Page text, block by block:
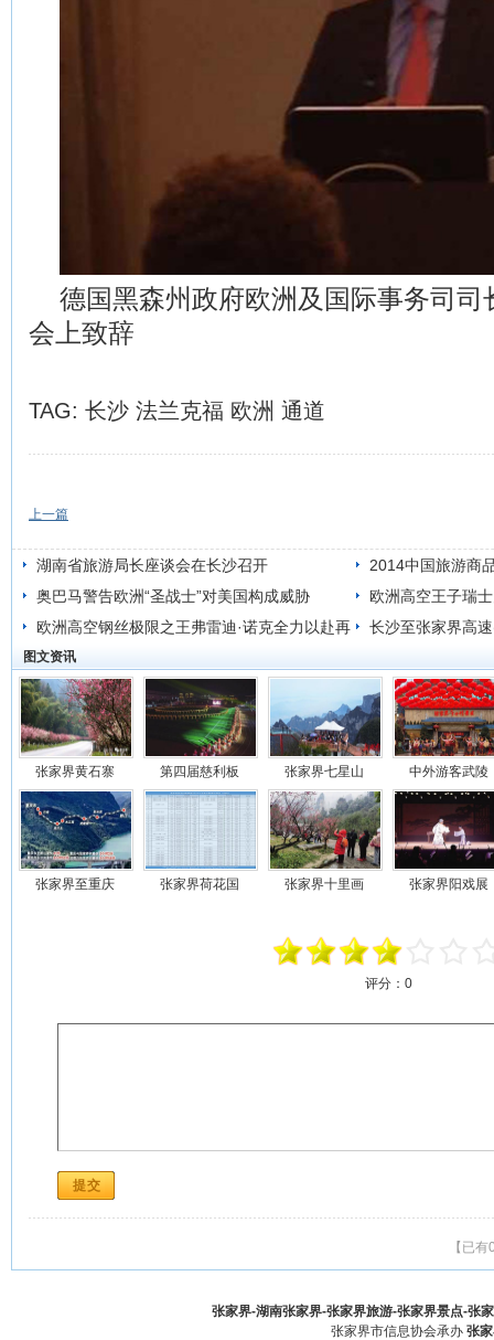
德国黑森州政府欧洲及国际事务司司
会上致辞
TAG: 长沙 法兰克福 欧洲 通道
上一篇
湖南省旅游局长座谈会在长沙召开
2014中国旅游商
长沙举行
奥巴马警告欧洲“圣战士”对美国构成威胁
欧洲高空王子瑞
失败
欧洲高空钢丝极限之王弗雷迪·诺克全力以赴再
战天门山
长沙至张家界高
图文资讯
张家界黄石寨 第四届慈利板 张家界七星山 中外游客武陵
张家界至重庆 张家界荷花国 张家界十里画 张家界阳戏展
评分： 0
【已
张家界-湖南张家界-张家界旅游-张家界景点-张
张家界市信息协会承办 张